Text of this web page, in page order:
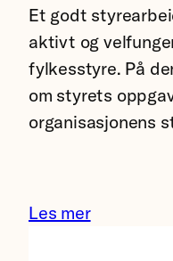
lag
samling
på
Lillestrøm
.
Et godt
aktivt og
fylkesstyre. På
om styrets
organisasjonens
Les mer